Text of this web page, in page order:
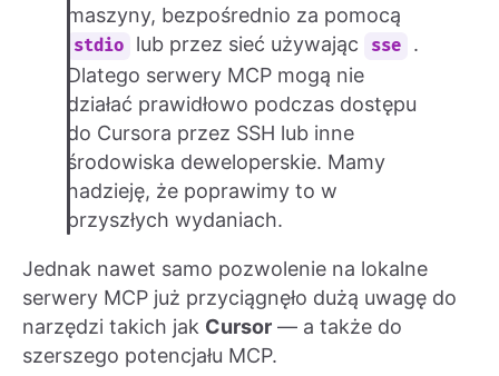
maszyny, bezpośrednio za pomocą
stdio lub przez sieć używając sse
.
Dlatego serwery MCP mogą nie
działać prawidłowo podczas dostępu
do Cursora przez SSH lub inne
środowiska deweloperskie. Mamy
nadzieję, że poprawimy to w
przyszłych wydaniach.
Jednak nawet samo pozwolenie na lokalne
serwery MCP już przyciągnęło dużą uwagę do
narzędzi takich jak Cursor — a także do
szerszego potencjału MCP.